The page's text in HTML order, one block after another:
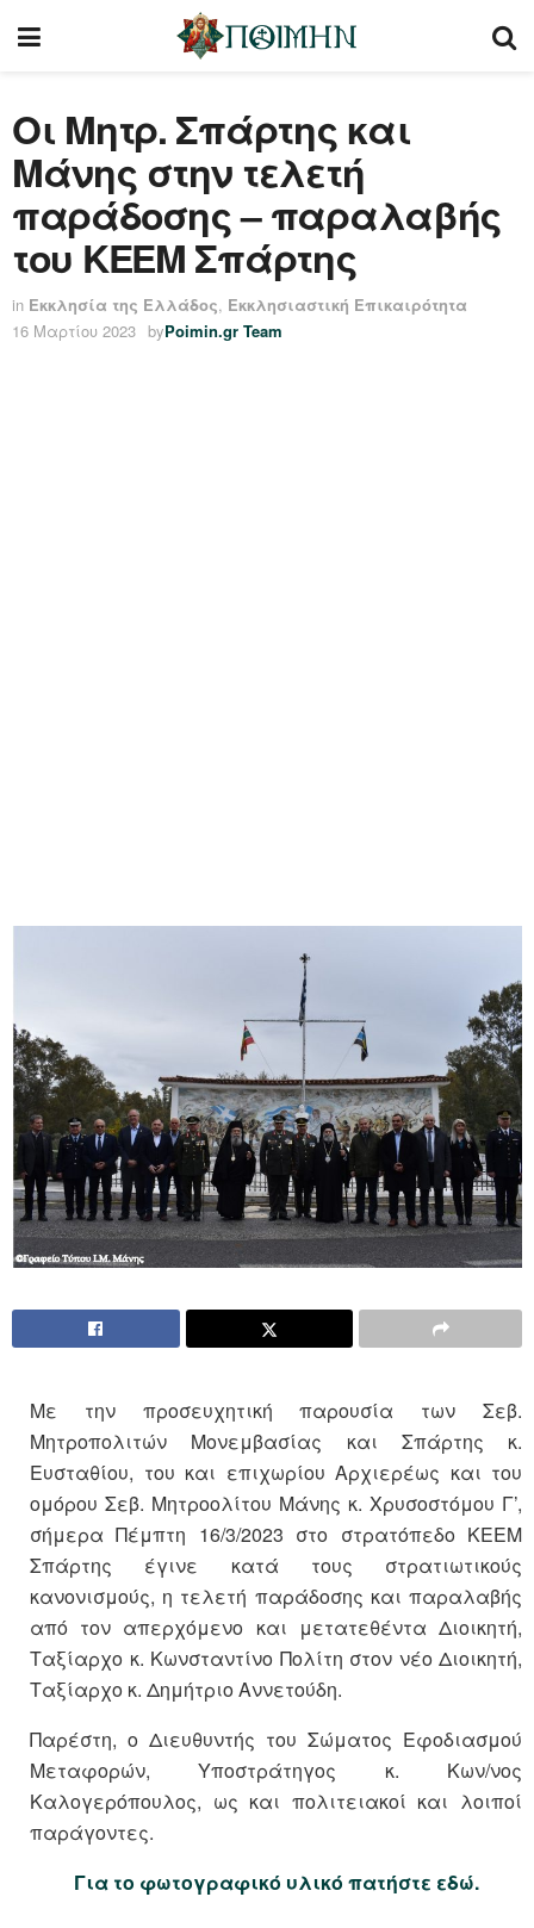
Οι Μητρ. Σπάρτης και
Μάνης στην τελετή
παράδοσης – παραλαβής
του ΚΕΕΜ Σπάρτης
in Εκκλησία της Ελλάδος, Εκκλησιαστική Επικαιρότητα
16 Μαρτίου 2023 byPoimin.gr Team
Με την προσευχητική παρουσία των Σεβ.
Μητροπολιτών Μονεμβασίας και Σπάρτης κ.
Ευσταθίου, του και επιχωρίου Αρχιερέως και του
ομόρου Σεβ. Μητροολίτου Μάνης κ. Χρυσοστόμου Γ’,
σήμερα Πέμπτη 16/3/2023 στο στρατόπεδο ΚΕΕΜ
Σπάρτης έγινε κατά τους στρατιωτικούς
κανονισμούς, η τελετή παράδοσης και παραλαβής
από τον απερχόμενο και μετατεθέντα Διοικητή,
Ταξίαρχο κ. Κωνσταντίνο Πολίτη στον νέο Διοικητή,
Ταξίαρχο κ. Δημήτριο Αννετούδη.
Παρέστη, ο Διευθυντής του Σώματος Εφοδιασμού
Μεταφορών, Υποστράτηγος κ. Κων/νος
Καλογερόπουλος, ως και πολιτειακοί και λοιποί
παράγοντες.
Για το φωτογραφικό υλικό πατήστε εδώ.